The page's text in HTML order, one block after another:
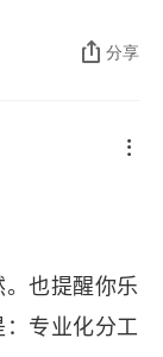
，每天在那里
分享
也提醒你乐
专业化分工